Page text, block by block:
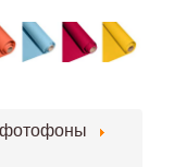
фотофоны